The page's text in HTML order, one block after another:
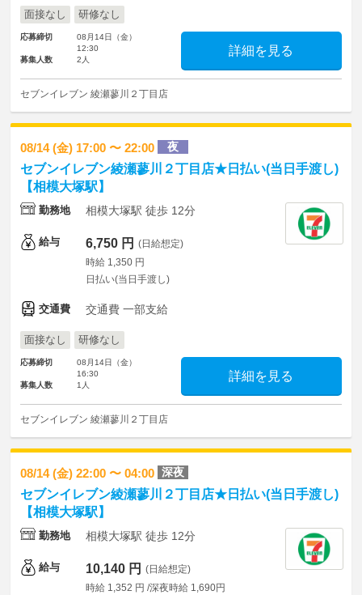
面接なし 研修なし
応募締切
08月14日（金）
12:30
募集人数
2人
詳細を見る
セブンイレブン 綾瀬蓼川２丁目店
08/14 (金) 17:00 〜 22:00 夜
セブンイレブン綾瀬蓼川２丁目店★日払い(当日手渡し)
【相模大塚駅】
勤務地 相模大塚駅 徒歩 12分
給与 6,750 円 (日給想定)
時給 1,350 円
日払い(当日手渡し)
交通費 交通費 一部支給
面接なし 研修なし
応募締切
08月14日（金）
16:30
募集人数
1人
詳細を見る
セブンイレブン 綾瀬蓼川２丁目店
08/14 (金) 22:00 〜 04:00 深夜
セブンイレブン綾瀬蓼川２丁目店★日払い(当日手渡し)
【相模大塚駅】
勤務地 相模大塚駅 徒歩 12分
給与 10,140 円 (日給想定)
時給 1,352 円 /深夜時給 1,690円